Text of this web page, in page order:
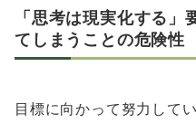
「思考は現実化する
てしまうことの危険性
目標に向かって努力して